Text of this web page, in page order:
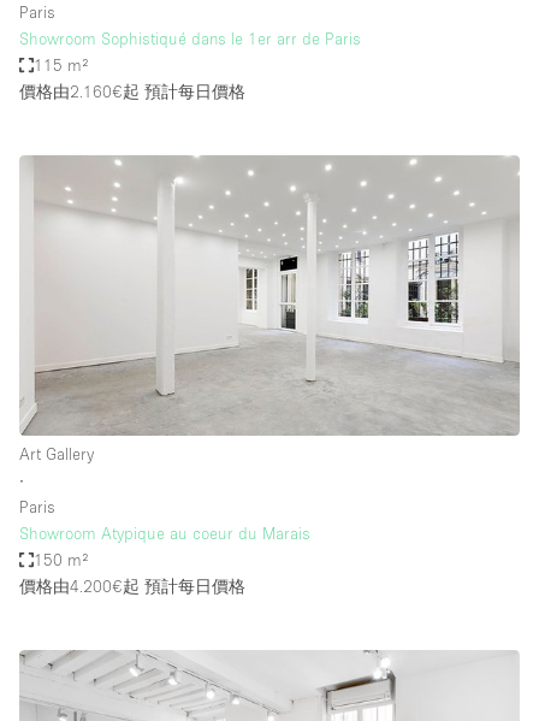
Paris
Showroom Sophistiqué dans le 1er arr de Paris
115 m²
價格由2.160€起 預計每日價格
Art Gallery
∙
Paris
Showroom Atypique au coeur du Marais
150 m²
價格由4.200€起 預計每日價格